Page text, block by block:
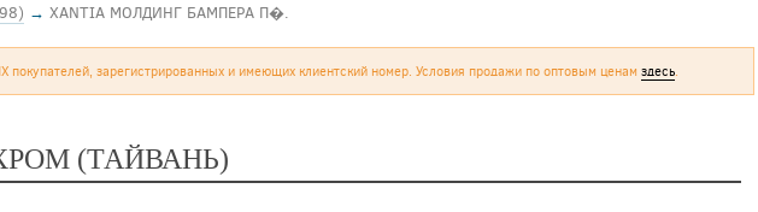
→ XANTIA МОЛДИНГ БАМПЕРА П�.
зарегистрированных и имеющих клиентский номер. Условия продажи по оптовым ценам здесь.
(ТАЙВАНЬ)